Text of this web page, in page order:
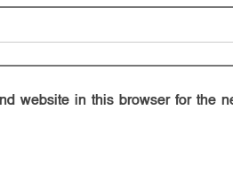
website in this browser for the